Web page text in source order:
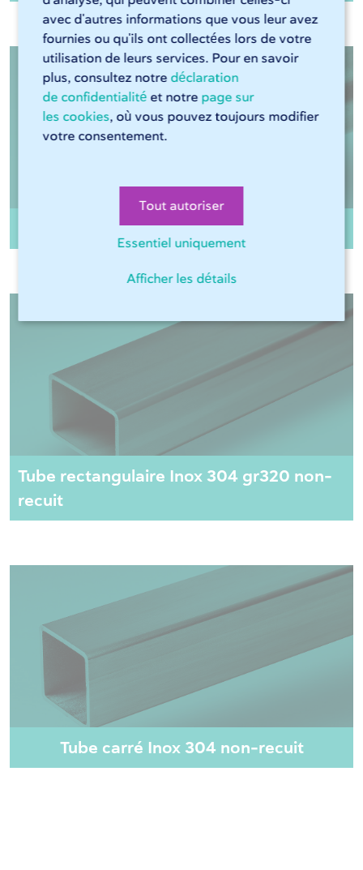
avec d'autres informations que vous leur avez
fournies ou qu'ils ont collectées lors de votre
utilisation de leurs services. Pour en savoir
plus, consultez notre déclaration
de confidentialité et notre page sur
les cookies, où vous pouvez toujours modifier
votre consentement.
Tout autoriser
Essentiel uniquement
Afficher les détails
Tube rond Inox 304 gr320 non-recuit
Tube rectangulaire Inox 304 gr320 non-
recuit
Tube carré Inox 304 non-recuit